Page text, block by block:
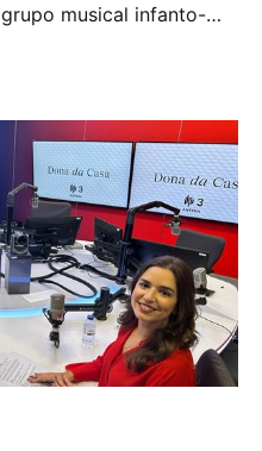
musical infanto-
com um vasto
causas, ativista e